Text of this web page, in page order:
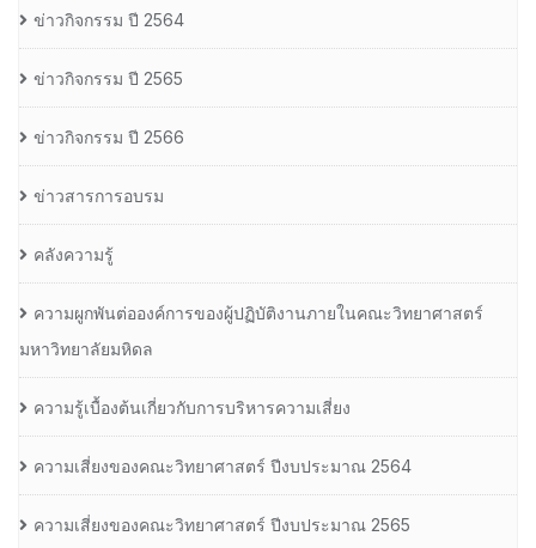
ข่าวกิจกรรม ปี 2564
ข่าวกิจกรรม ปี 2565
ข่าวกิจกรรม ปี 2566
ข่าวสารการอบรม
คลังความรู้
ความผูกพันต่อองค์การของผู้ปฏิบัติงานภายในคณะวิทยาศาสตร์
มหาวิทยาลัยมหิดล
ความรู้เบื้องต้นเกี่ยวกับการบริหารความเสี่ยง
ความเสี่ยงของคณะวิทยาศาสตร์ ปีงบประมาณ 2564
ความเสี่ยงของคณะวิทยาศาสตร์ ปีงบประมาณ 2565